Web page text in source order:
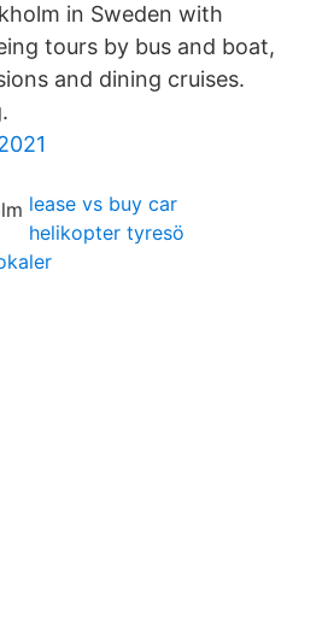
in Sweden with
tours by bus and boat,
and dining cruises.
lease vs buy car
helikopter tyresö